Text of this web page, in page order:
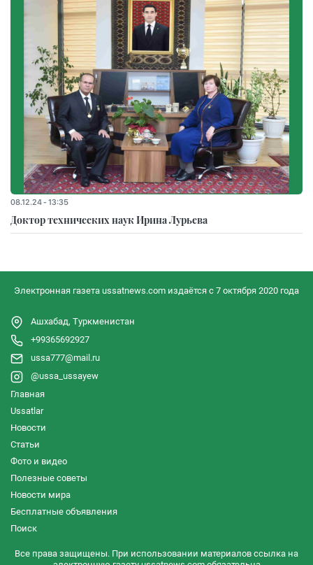
08.12.24 - 13:35
Доктор технических наук Ирина Лурьева
Электронная газета ussatnews.com издаётся с 7 октября 2020 года
Ашхабад, Туркменистан
+99365692927
ussa777@mail.ru
@ussa_ussayew
Главная
Ussatlar
Новости
Статьи
Фото и видео
Полезные советы
Новости мира
Бесплатные объявления
Поиск
Все права защищены. При использовании материалов ссылка на